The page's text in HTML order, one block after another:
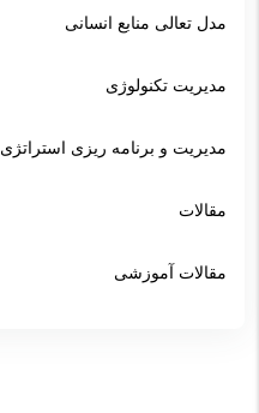
مدل تعالی منابع انسانی
مدیریت تکنولوژی
مدیریت و برنامه ریزی استراتژی
مقالات
مقالات آموزشی